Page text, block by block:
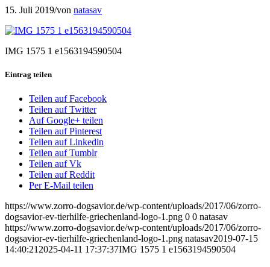
15. Juli 2019/von natasav
IMG 1575 1 e1563194590504
Eintrag teilen
Teilen auf Facebook
Teilen auf Twitter
Auf Google+ teilen
Teilen auf Pinterest
Teilen auf Linkedin
Teilen auf Tumblr
Teilen auf Vk
Teilen auf Reddit
Per E-Mail teilen
https://www.zorro-dogsavior.de/wp-content/uploads/2017/06/zorro-
dogsavior-ev-tierhilfe-griechenland-logo-1.png 0 0 natasav
https://www.zorro-dogsavior.de/wp-content/uploads/2017/06/zorro-
dogsavior-ev-tierhilfe-griechenland-logo-1.png natasav2019-07-15
14:40:21 2025-04-11 17:37:37IMG 1575 1 e1563194590504